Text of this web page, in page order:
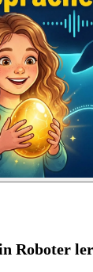
Roboter